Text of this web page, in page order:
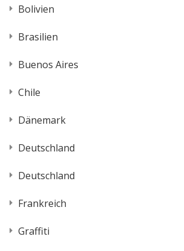
Bolivien
Brasilien
Buenos Aires
Chile
Dänemark
Deutschland
Deutschland
Frankreich
Graffiti